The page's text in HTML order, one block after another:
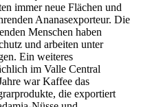
immer neue Flächen und
Ananasexporteur. Die
Menschen haben
und arbeiten unter
Ein weiteres
im Valle Central
war Kaffee das
die exportiert